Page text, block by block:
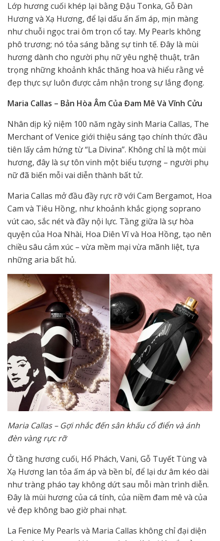
Lớp hương cuối khép lại bằng Đậu Tonka, Gỗ Đàn
Hương và Xạ Hương, để lại dấu ấn ấm áp, mịn màng
như chuỗi ngọc trai ôm trọn cổ tay. My Pearls không
phô trương; nó tỏa sáng bằng sự tinh tế. Đây là mùi
hương dành cho người phụ nữ yêu nghệ thuật, trân
trọng những khoảnh khắc thăng hoa và hiểu rằng vẻ
đẹp thực sự luôn được cảm nhận trong sự lắng đọng.
Maria Callas – Bản Hòa Âm Của Đam Mê Và Vĩnh Cửu
Nhân dịp kỷ niệm 100 năm ngày sinh Maria Callas, The
Merchant of Venice giới thiệu sáng tạo chính thức đầu
tiên lấy cảm hứng từ “La Divina”. Không chỉ là một mùi
hương, đây là sự tôn vinh một biểu tượng – người phụ
nữ đã biến mỗi vai diễn thành bất tử.
Maria Callas mở đầu đầy rực rỡ với Cam Bergamot, Hoa
Cam và Tiêu Hồng, như khoảnh khắc giọng soprano
vút cao, sắc nét và đầy nội lực. Tầng giữa là sự hòa
quyện của Hoa Nhài, Hoa Diên Vĩ và Hoa Hồng, tạo nên
chiều sâu cảm xúc – vừa mềm mại vừa mãnh liệt, tựa
những aria bất hủ.
Maria Callas – Gợi nhắc đến sân khấu cổ điển và ánh
đèn vàng rực rỡ
Ở tầng hương cuối, Hổ Phách, Vani, Gỗ Tuyết Tùng và
Xạ Hương lan tỏa ấm áp và bền bỉ, để lại dư âm kéo dài
như tràng pháo tay không dứt sau mỗi màn trình diễn.
Đây là mùi hương của cá tính, của niềm đam mê và của
vẻ đẹp không bao giờ phai nhạt.
La Fenice My Pearls và Maria Callas không chỉ đại diện